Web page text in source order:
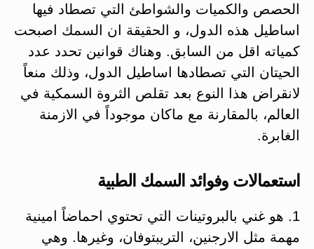
الحصص والكميات والشواطئ التي تصطاد فيها
اساطيل هذه الدول، و الحقيقة ان السمك اصبحت
كمياته اقل من السابق. وهناك قوانين تحدد عدد
الحيتان التي تصطادها اساطيل الدول، وذلك منعاً
لانقراض هذا النوع بعد تقلص الثروة السمكية في
العالم، بالمقارنة مع ماكان موجوداً في الازمنة
الغابرة.
استعمالات وفوائد السمك الطبية
1. هو غني بالبروتينات التي تحتوي احماضاً امينية
مهمة مثل الارجنين، التريبتوفان، وغيرها. وهي